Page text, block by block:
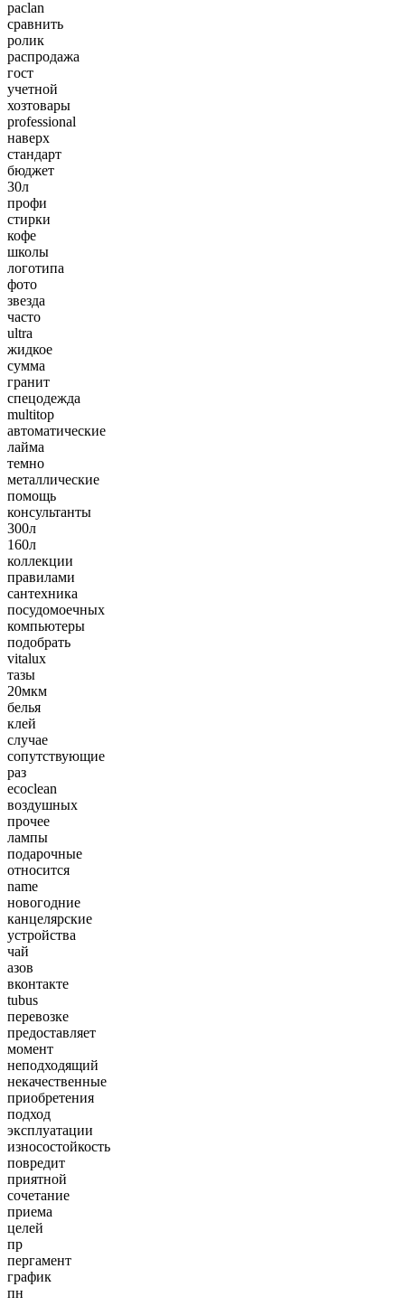
paclan
сравнить
ролик
распродажа
гост
учетной
хозтовары
professional
наверх
стандарт
бюджет
30л
профи
стирки
кофе
школы
логотипа
фото
звезда
часто
ultra
жидкое
сумма
гранит
спецодежда
multitop
автоматические
лайма
темно
металлические
помощь
консультанты
300л
160л
коллекции
правилами
сантехника
посудомоечных
компьютеры
подобрать
vitalux
тазы
20мкм
белья
клей
случае
сопутствующие
раз
ecoclean
воздушных
прочее
лампы
подарочные
относится
name
новогодние
канцелярские
устройства
чай
азов
вконтакте
tubus
перевозке
предоставляет
момент
неподходящий
некачественные
приобретения
подход
эксплуатации
износостойкость
повредит
приятной
сочетание
приема
целей
пр
пергамент
график
пн